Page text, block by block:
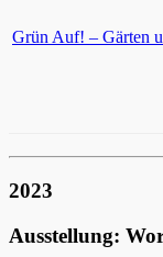
Grün Auf! – Gärten
2023
Ausstellung: